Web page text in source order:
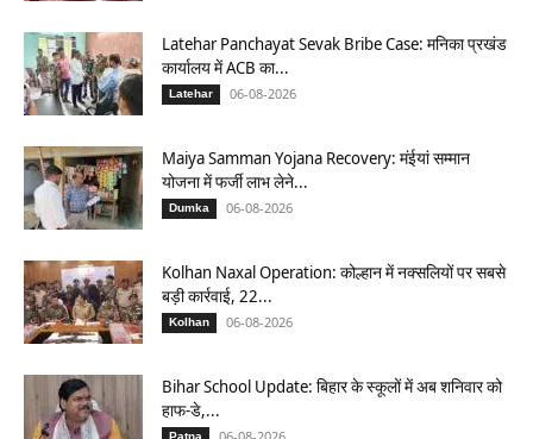
Latehar Panchayat Sevak Bribe Case: मनिका प्रखंड
कार्यालय में ACB का...
Latehar 06-08-2026
Maiya Samman Yojana Recovery: मंईयां सम्मान
योजना में फर्जी लाभ लेने...
Dumka 06-08-2026
Kolhan Naxal Operation: कोल्हान में नक्सलियों पर सबसे
बड़ी कार्रवाई, 22...
Kolhan 06-08-2026
Bihar School Update: बिहार के स्कूलों में अब शनिवार को
हाफ-डे,...
Patna